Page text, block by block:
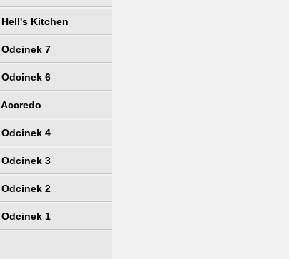
Hell's Kitchen
Odcinek 7
Odcinek 6
Accredo
Odcinek 4
Odcinek 3
Odcinek 2
Odcinek 1